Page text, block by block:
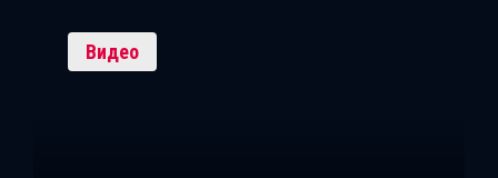
Видео